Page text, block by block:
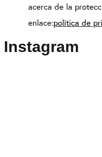
acerca de la
enlace:política de
Instagram